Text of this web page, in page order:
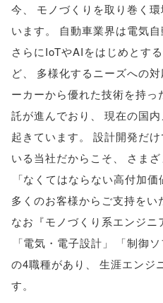
今
モノづくりを取り巻く
います。 自動車業界は電気
さらにIoTやAIをはじめとす
ど
多様化するニーズへの
ーカーから優れた技術を持
託が進んでおり
現在の国
起きています。
設計開発だ
いる当社だからこそ
さま
「なくてはならない高付加価
多くのお客様からご支持をい
なお『モノづくり系エンジニ
「電気・電子設計 」 「制御
の4職種があり
生涯エンジ
す。